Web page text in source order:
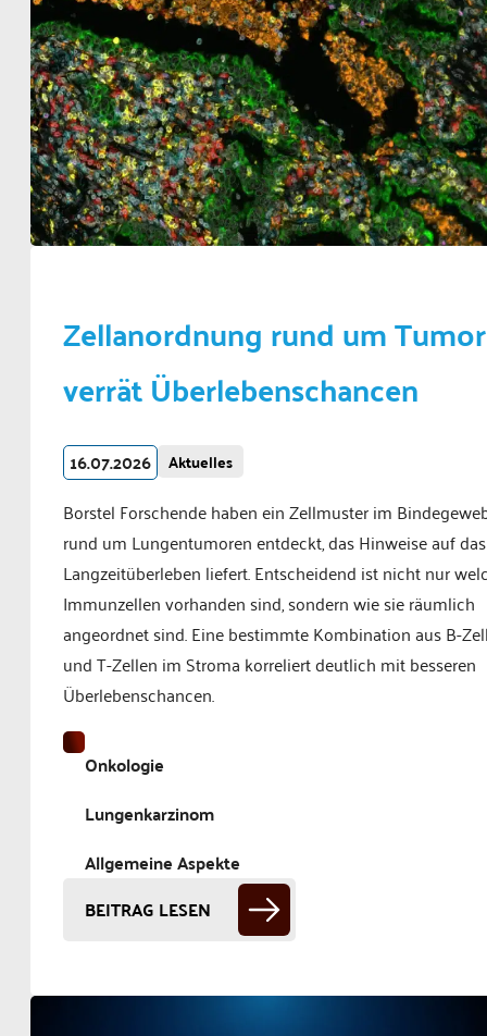
Zellanordnung rund um Tumor
verrät Überlebenschancen
16.07.2026 Aktuelles
Borstel Forschende haben ein Zellmuster im
rund um Lungentumoren entdeckt, das Hinweise auf das
Langzeitüberleben liefert. Entscheidend ist nicht nur
Immunzellen vorhanden sind, sondern wie sie räumlich
angeordnet sind. Eine bestimmte Kombination aus B-
und T-Zellen im Stroma korreliert deutlich mit besseren
Überlebenschancen.
Onkologie
Lungenkarzinom
Allgemeine Aspekte
BEITRAG LESEN